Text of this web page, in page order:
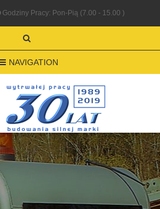
Godziny Pracy: Pon-Pią (7.00 - 15.00 )
NAVIGATION